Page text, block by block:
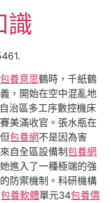
識
包養意思鶴時，千紙鶴
，開始在空中混亂地
自治區多工序數控機床
美滿收官。張水瓶在
包養網不是因為害
自全區設備制 包養網
進入了一種極端的強
防禦機制。科研機構
包養軟體單元34包養價